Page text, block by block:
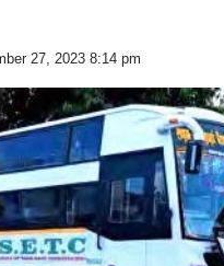
27, 2023 8:14 pm